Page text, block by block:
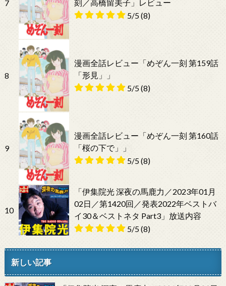
7
刻／高橋留美子」レビュー
5/5(8)
8
漫画全話レビュー「めぞん一刻 第159話
「形見」」
5/5(8)
9
漫画全話レビュー「めぞん一刻 第160話
「桜の下で」」
5/5(8)
10
「伊集院光 深夜の馬鹿力／2023年01月
02日／第1420回／発表2022年ベストバ
イ30＆ベストネタ Part3」放送内容
5/5(8)
新しい記事